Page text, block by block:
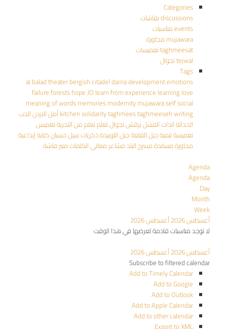
Categories
discussions نقاشات
events مناسبات
mujawara مجاورة
taghmeesat تغميسات
tejwal تجوال
Tags
al balad theaterbergishcitadeldarnadevelopmentemotions
failureforestshopeJO learn from experience learninglove
meaning of wordsmemoriesmodernitymujawaraselfsocial
kitchensolidaritytaghmeestaghmeesehwriting أملالاردنالحب
الحداثةالذاتالفشلبرقشتجوالتعلمتعلم من التجربةتغميس
تغميسةتنميةجبل القلعةجبل اللويبدةذكرياتسيل حسبانكتابة إبداعية
مجاورةمساندةمسرح البلدمشاعر معاني الكلماتمنير فاشة
Agenda
Agenda
Day
Month
Week
أغسطس 2026
أغسطس 2026
لا توجد مناسبات قادمة لعرضها في هذا الوقت
أغسطس 2026
أغسطس 2026
Subscribe to filtered calendar
Add to Timely Calendar
Add to Google
Add to Outlook
Add to Apple Calendar
Add to other calendar
Export to XML